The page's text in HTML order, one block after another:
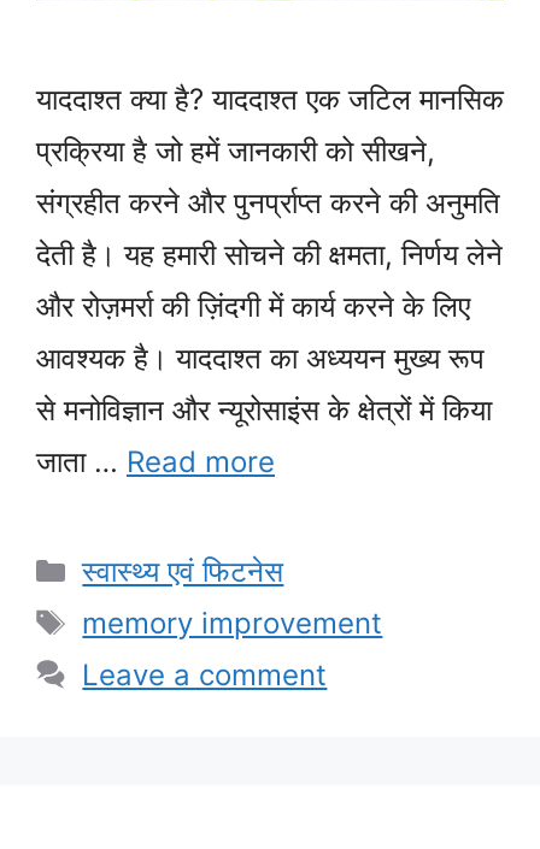
याददाश्त क्या है? याददाश्त एक जटिल मानसिक
प्रक्रिया है जो हमें जानकारी को सीखने,
संग्रहीत करने और पुनर्प्राप्त करने की अनुमति
देती है। यह हमारी सोचने की क्षमता, निर्णय लेने
और रोज़मर्रा की ज़िंदगी में कार्य करने के लिए
आवश्यक है। याददाश्त का अध्ययन मुख्य रूप
से मनोविज्ञान और न्यूरोसाइंस के क्षेत्रों में किया
जाता … Read more
Categories
स्वास्थ्य एवं फिटनेस
Tags
memory improvement
Leave a comment